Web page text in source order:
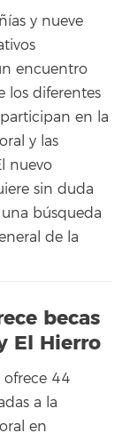
y nueve
encuentro
los diferentes
en la
y las
nuevo
sin duda
búsqueda
de la
becas
El Hierro
ofrece 44
a la
en